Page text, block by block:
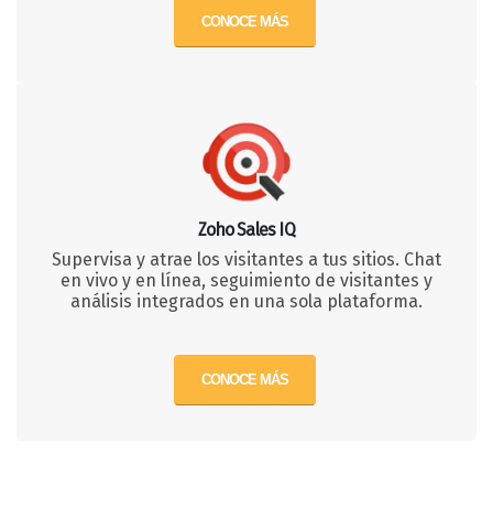
CONOCE MÁS
Zoho Sales IQ
Supervisa y atrae los visitantes a tus sitios. Chat
en vivo y en línea, seguimiento de visitantes y
análisis integrados en una sola plataforma.
CONOCE MÁS